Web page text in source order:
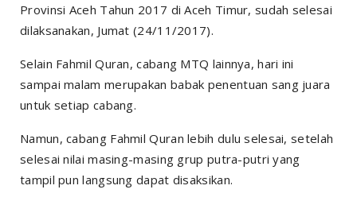
Provinsi Aceh Tahun 2017 di Aceh Timur, sudah selesai
dilaksanakan, Jumat (24/11/2017).
Selain Fahmil Quran, cabang MTQ lainnya, hari ini
sampai malam merupakan babak penentuan sang juara
untuk setiap cabang.
Namun, cabang Fahmil Quran lebih dulu selesai, setelah
selesai nilai masing-masing grup putra-putri yang
tampil pun langsung dapat disaksikan.